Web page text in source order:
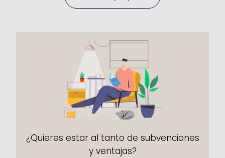
¿Quieres estar al tanto de subvenciones
y ventajas?